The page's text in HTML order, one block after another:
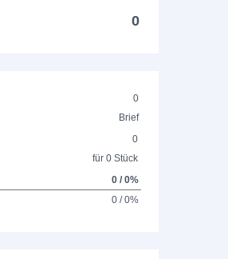
0
0
Brief
0
für 0 Stück
0 / 0%
0 / 0%